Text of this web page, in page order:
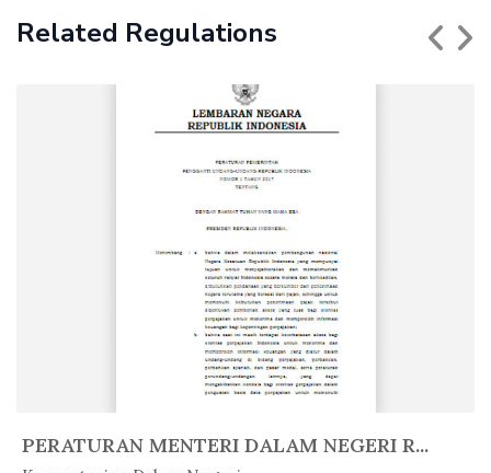
Related Regulations
PERATURAN MENTERI DALAM NEGERI R...